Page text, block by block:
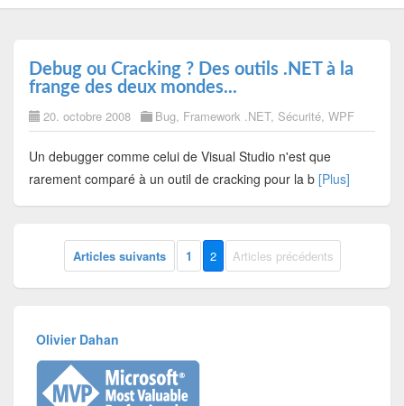
Debug ou Cracking ? Des outils .NET à la
frange des deux mondes...
20. octobre 2008 Bug, Framework .NET, Sécurité, WPF
Un debugger comme celui de Visual Studio n'est que
rarement comparé à un outil de cracking pour la b [Plus]
Articles suivants 1 2 Articles précédents
Olivier Dahan